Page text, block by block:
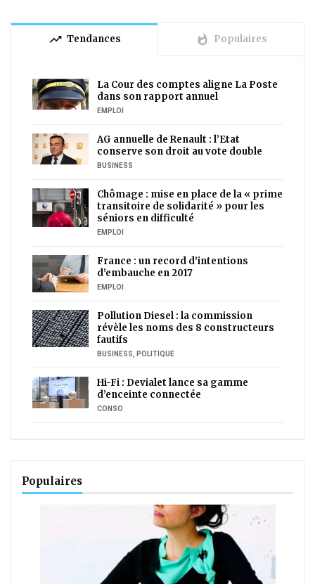
trending_up Tendances whatshot Populaires
La Cour des comptes aligne La Poste
dans son rapport annuel
EMPLOI
AG annuelle de Renault : l’Etat
conserve son droit au vote double
BUSINESS
Chômage : mise en place de la « prime
transitoire de solidarité » pour les
séniors en difficulté
EMPLOI
France : un record d’intentions
d’embauche en 2017
EMPLOI
Pollution Diesel : la commission
révèle les noms des 8 constructeurs
fautifs
BUSINESS POLITIQUE
Hi-Fi : Devialet lance sa gamme
d’enceinte connectée
CONSO
Populaires